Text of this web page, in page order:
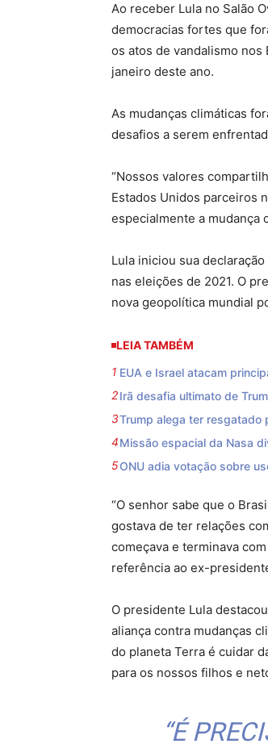
Ao receber Lula no Salão
democracias fortes que
os atos de vandalismo nos
janeiro deste ano.
As mudanças climáticas
desafios a serem
“Nossos valores
Estados Unidos parceiros
especialmente a mudança
Lula iniciou sua
nas eleições de 2021. O
nova geopolítica mundial
LEIA TAMBÉM
EUA e Israel atacam
Irã desafia ultimato de
Trump alega ter resgatado
Missão espacial da Nasa
ONU adia votação sobre
“O senhor sabe que o
gostava de ter relações
começava e terminava com
referência ao ex-
O presidente Lula
aliança contra mudanças
do planeta Terra é cuidar
para os nossos filhos e
“É